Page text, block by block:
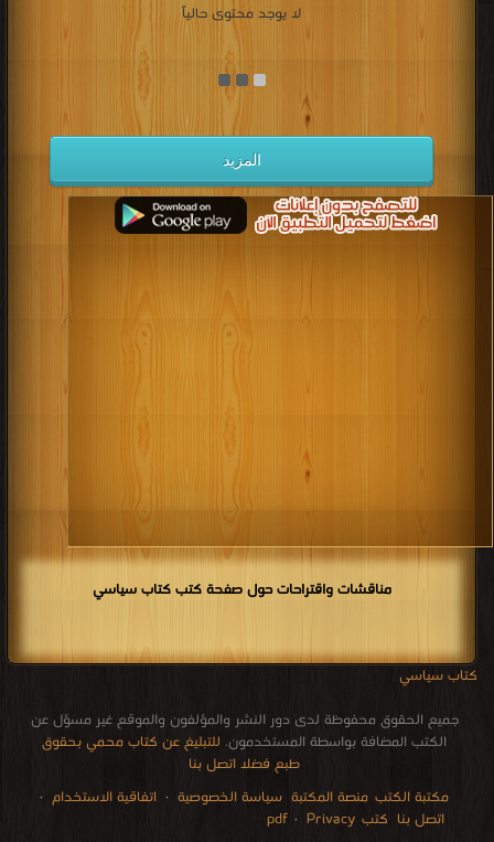
لا يوجد محتوى حالياً
المزيد
مناقشات واقتراحات حول صفحة كتب كتاب سياسي
كتاب سياسي
جميع الحقوق محفوظة لدى دور النشر والمؤلفون والموقع غير مسؤل عن
الكتب المضافة بواسطة المستخدمون. للتبليغ عن كتاب محمي بحقوق
طبع فضلا اتصل بنا
مكتبة الكتب منصة المكتبة سياسة الخصوصية · اتفاقية الاستخدام ·
اتصل بنا كتب pdf · Privacy